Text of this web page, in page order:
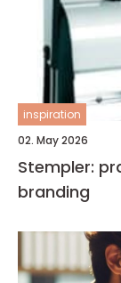
inspiration
02. May 2026
Stempler:
branding